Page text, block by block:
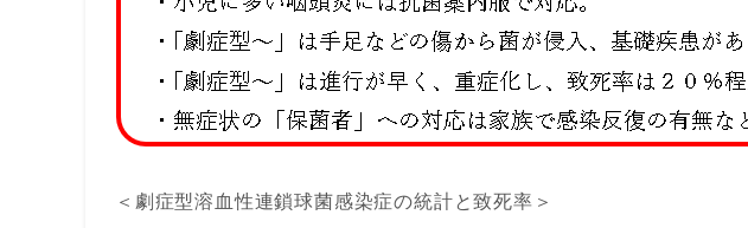
＜劇症型溶血性連鎖球菌感染症の統計と致死率＞